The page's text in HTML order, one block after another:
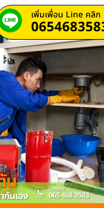
เพิ่มเพื่อน Line คลิก